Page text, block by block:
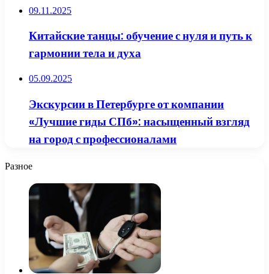
09.11.2025
Китайские танцы: обучение с нуля и путь к
гармонии тела и духа
05.09.2025
Экскурсии в Петербурге от компании
«Лучшие гиды СПб»: насыщенный взгляд
на город с профессионалами
Разное